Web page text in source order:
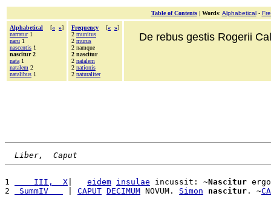
Table of Contents| Words: Alphabetical-
Alphabetical [« »]
narratur1
naru 1
nascentis 1
nascitur 2
nata 1
natalem 2
natalibus 1
Frequency [« »]
2 munitus
2 murus
2 namque
2 nascitur
2 natalem
2 nationis
2 naturaliter
De rebus gestis Rogerii
Liber,  Caput
1
    III,  X
eidem insulae incussit: ~Nascitur
2
SummIV CAPUT DECIMUM NOVUM. Simon nascitur . ~